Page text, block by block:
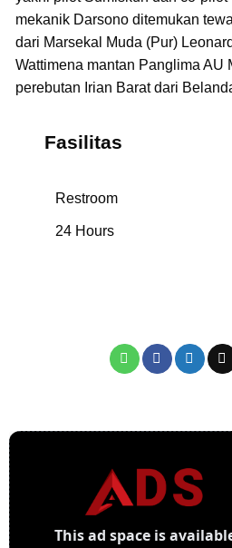
mekanik Darsono ditemukan
dari Marsekal Muda (Pur)
Wattimena mantan Panglima AU
perebutan Irian Barat dari
Fasilitas
Restroom
24 Hours